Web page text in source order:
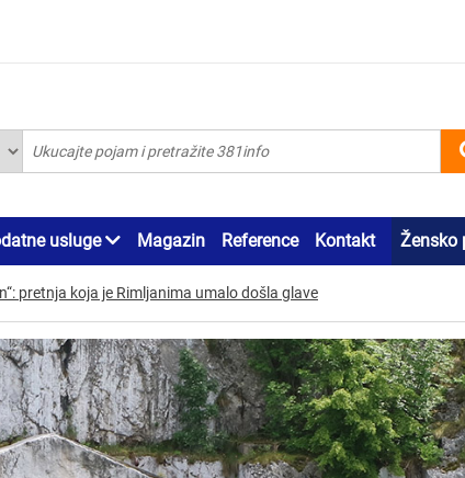
usluge Magazin Reference Kontakt Žensko
pretnja koja je Rimljanima umalo došla glave